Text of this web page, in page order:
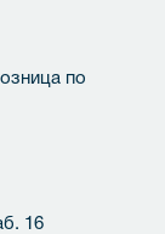
по
16